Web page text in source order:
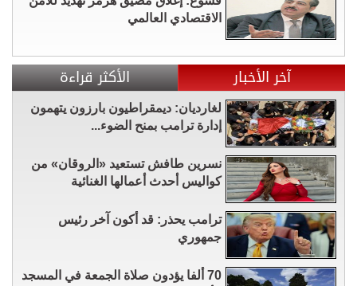
الاقتصادي العالمي
آخر الأخبار الأكثر قراءة
لغارديان: ديمقراطيون بارزون يتهمون
إدارة ترامب بمنح الضوء...
نسرين طافش تستعيد «الروقان» من
كواليس أحدث أعمالها الغنائية
ترامب يحذر: قد أكون آخر رئيس
جمهوري
70 ألفا يؤدون صلاة الجمعة في المسجد